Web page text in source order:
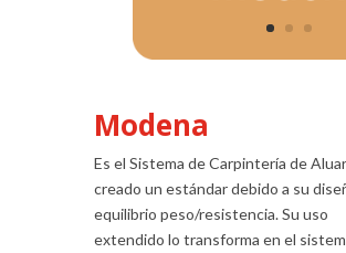
Modena
Es el Sistema de Carpintería de
creado un estándar debido a su
equilibrio peso/resistencia. Su uso
extendido lo transforma en el